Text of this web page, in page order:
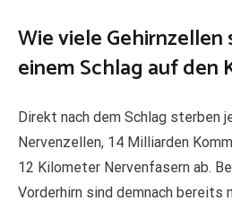
Wie viele Gehirnzellen
einem Schlag auf den
Direkt nach dem Schlag sterben
Nervenzellen, 14 Milliarden
12 Kilometer Nervenfasern ab.
Vorderhirn sind demnach bereits